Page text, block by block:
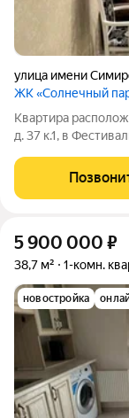
улица имени
ЖК «Солнечный
Квартира
д. 37 к.1, в Фестивальном
кв.м без учета
5 900 000 ₽
38,7 м² 1-комн.
новостройка